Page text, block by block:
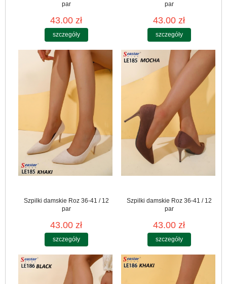
par
43.00 zł
szczegóły
par
43.00 zł
szczegóły
Szpilki damskie Roz 36-41 / 12
par
43.00 zł
szczegóły
Szpilki damskie Roz 36-41 / 12
par
43.00 zł
szczegóły